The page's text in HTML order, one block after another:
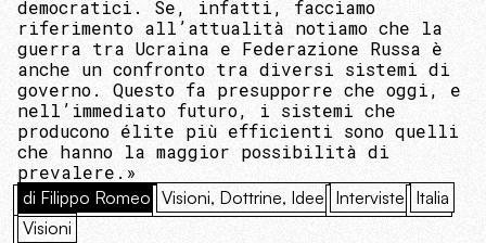
democratici. Se, infatti, facciamo
riferimento all’attualità notiamo che la
guerra tra Ucraina e Federazione Russa è
anche un confronto tra diversi sistemi di
governo. Questo fa presupporre che oggi, e
nell’immediato futuro, i sistemi che
producono élite più efficienti sono quelli
che hanno la maggior possibilità di
prevalere.»
di Filippo Romeo Visioni, Dottrine, Idee Interviste Italia
Visioni